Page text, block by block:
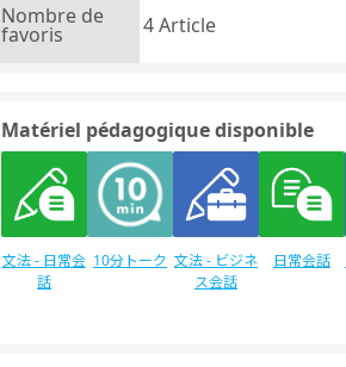
Nombre de
favoris 4 Article
Matériel pédagogique disponible
文法 - 日常会
話
10分トーク 文法 - ビジネ
ス会話
日常会話